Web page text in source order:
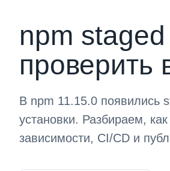
npm
проверить
В npm 11.15.0 появились
установки. Разбираем,
зависимости, CI/CD и